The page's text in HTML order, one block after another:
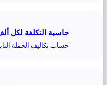
حاسبة التكلفة لكل
حساب تكاليف الحملة